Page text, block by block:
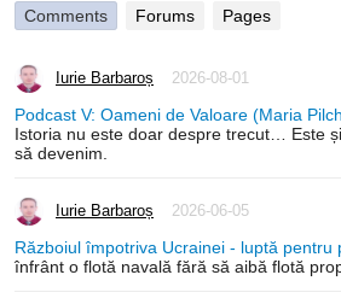
Comments Forums Pages
Iurie Barbaroș 2026-08-01
Podcast V: Oameni de Valoare (Maria
Istoria nu este doar despre trecut… Este
să devenim.
Iurie Barbaroș 2026-06-05
Războiul împotriva Ucrainei - luptă pentru
înfrânt o flotă navală fără să aibă flotă